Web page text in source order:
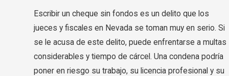
Escribir un cheque sin fondos es un delito que los
jueces y fiscales en Nevada se toman muy en serio. Si
se le acusa de este delito, puede enfrentarse a multas
considerables y tiempo de cárcel. Una condena podría
poner en riesgo su trabajo, su licencia profesional y su